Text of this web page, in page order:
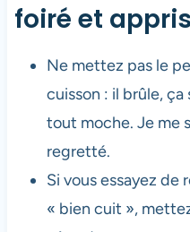
foiré et
Ne mettez pas le
cuisson : il brûle, ça
tout moche. Je me
regretté.
Si vous essayez
« bien cuit »,